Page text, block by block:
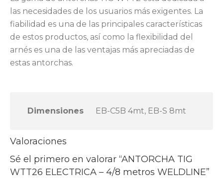
las necesidades de los usuarios más exigentes. La
fiabilidad es una de las principales características
de estos productos, así como la flexibilidad del
arnés es una de las ventajas más apreciadas de
estas antorchas.
Dimensiones EB-C5B 4mt, EB-S 8mt
Valoraciones
Sé el primero en valorar “ANTORCHA TIG
WTT26 ELECTRICA – 4/8 metros WELDLINE”